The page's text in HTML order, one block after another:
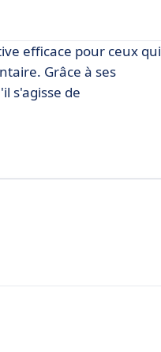
efficace pour ceux qui
Grâce à ses
s'agisse de